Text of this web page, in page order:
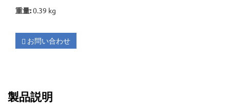
重量:0.39 kg
お問い合わせ
製品説明